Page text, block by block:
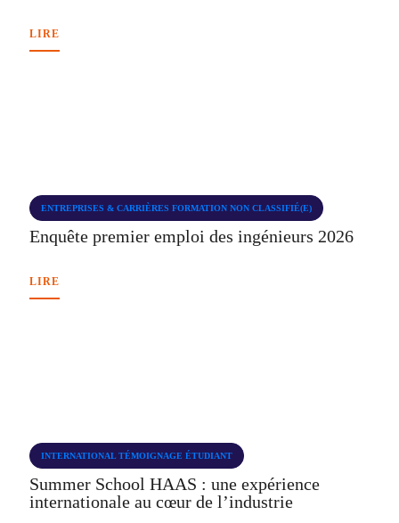
LIRE
ENTREPRISES & CARRIÈRES FORMATION NON CLASSIFIÉ(E)
Enquête premier emploi des ingénieurs 2026
LIRE
INTERNATIONAL TÉMOIGNAGE ÉTUDIANT
Summer School HAAS : une expérience
internationale au cœur de l’industrie